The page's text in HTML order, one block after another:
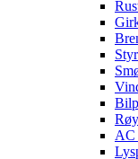
AC